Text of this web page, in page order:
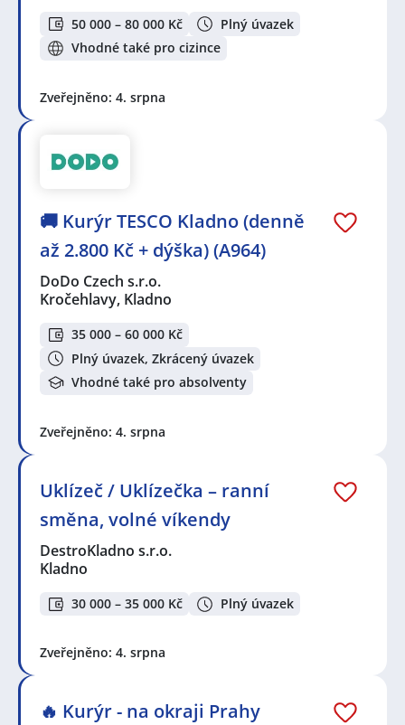
50 000 – 80 000 Kč
Plný úvazek
Vhodné také pro cizince
Zveřejněno: 4. srpna
🚚 Kurýr TESCO Kladno (denně
až 2.800 Kč + dýška) (A964)
DoDo Czech s.r.o.
Kročehlavy, Kladno
35 000 – 60 000 Kč
Plný úvazek, Zkrácený úvazek
Vhodné také pro absolventy
Zveřejněno: 4. srpna
Uklízeč / Uklízečka – ranní
směna, volné víkendy
DestroKladno s.r.o.
Kladno
30 000 – 35 000 Kč Plný úvazek
Zveřejněno: 4. srpna
🔥 Kurýr - na okraji Prahy